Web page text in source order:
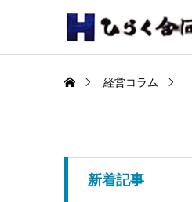
経営コラム
新着記事